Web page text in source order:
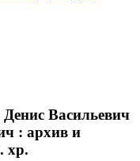
Васильевич
: архив и
хр.